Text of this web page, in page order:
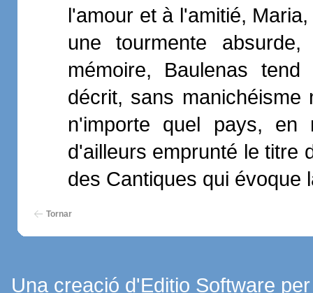
l'amour et à l'amitié,
une tourmente
mémoire, Baulenas
décrit, sans
n'importe quel pays, en
d'ailleurs emprunté le titre
des Cantiques qui évoque
Tornar
Una creació d'Editio Software